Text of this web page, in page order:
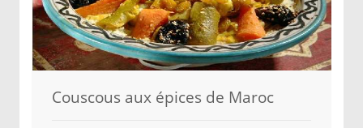
Couscous aux épices de Maroc